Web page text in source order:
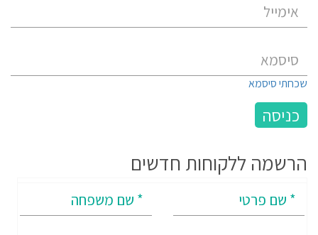
שכחתי סיסמא
הרשמה ללקוחות חדשים